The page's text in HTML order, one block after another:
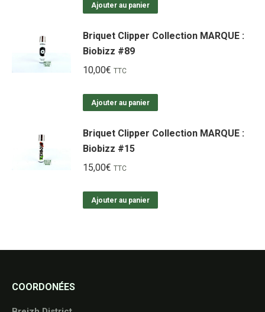
Ajouter au panier
Briquet Clipper Collection MARQUE :
Biobizz #89
10,00€ TTC
Ajouter au panier
Briquet Clipper Collection MARQUE :
Biobizz #15
15,00€ TTC
Ajouter au panier
COORDONÉES